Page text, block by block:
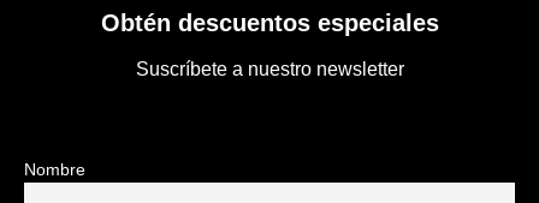
Obtén descuentos especiales
Suscríbete a nuestro newsletter
Nombre